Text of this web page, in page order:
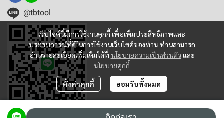
เว็บไซต์นี้มีการใช้งานคุกกี้ เพื่อเพิ่มประสิทธิภาพและ
ประสบการณ์ที่ดีในการใช้งานเว็บไซต์ของท่าน ท่านสามารถ
อ่านรายละเอียดเพิ่มเติมได้ที่ นโยบายความเป็นส่วนตัว และ
นโยบายคุกกี้
ตั้งค่าคุกกี้ ยอมรับทั้งหมด
@tbtool